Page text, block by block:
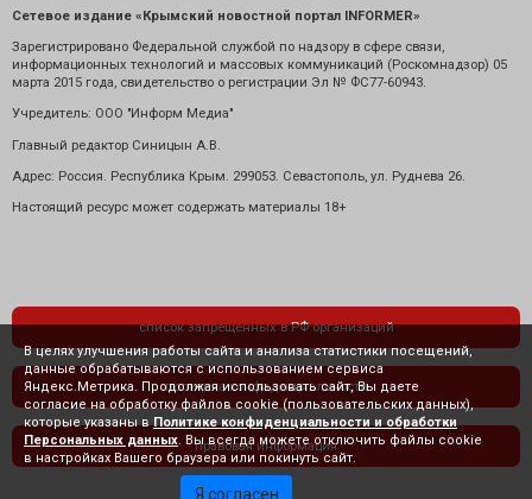
Сетевое издание «Крымский новостной портал INFORMER»
Зарегистрировано Федеральной службой по надзору в сфере связи,
информационных технологий и массовых коммуникаций (Роскомнадзор) 05
марта 2015 года, свидетельство о регистрации Эл № ФС77-60943.
Учредитель: ООО "Информ Медиа"
Главный редактор Синицын А.В.
Адрес: Россия. Республика Крым. 299053. Севастополь, ул. Руднева 26.
Настоящий ресурс может содержать материалы 18+
список запрещенных в РФ организаций
политика конфиденциальности
правовая информация
В целях улучшения работы сайта и анализа статистики посещений,
данные обрабатываются с использованием сервиса
Яндекс.Метрика. Продолжая использовать сайт, Вы даете
согласие на обработку файлов cookie (пользовательских данных),
которые указаны в Политике конфиденциальности и обработки
Персональных данных . Вы всегда можете отключить файлы cookie
в настройках Вашего браузера или покинуть сайт.
Я согласен